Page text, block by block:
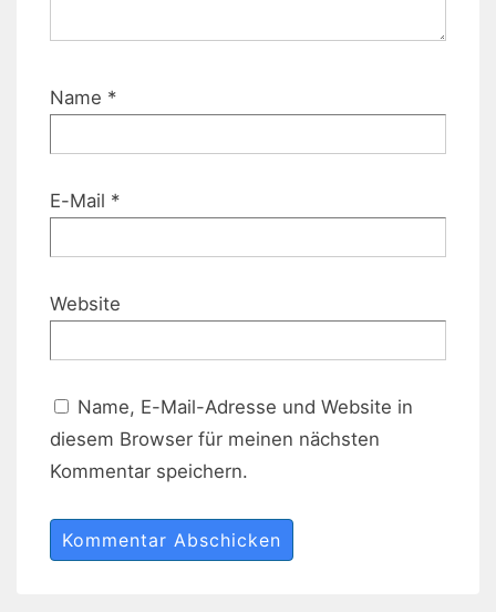
Name *
E-Mail *
Website
Name, E-Mail-Adresse und Website in
diesem Browser für meinen nächsten
Kommentar speichern.